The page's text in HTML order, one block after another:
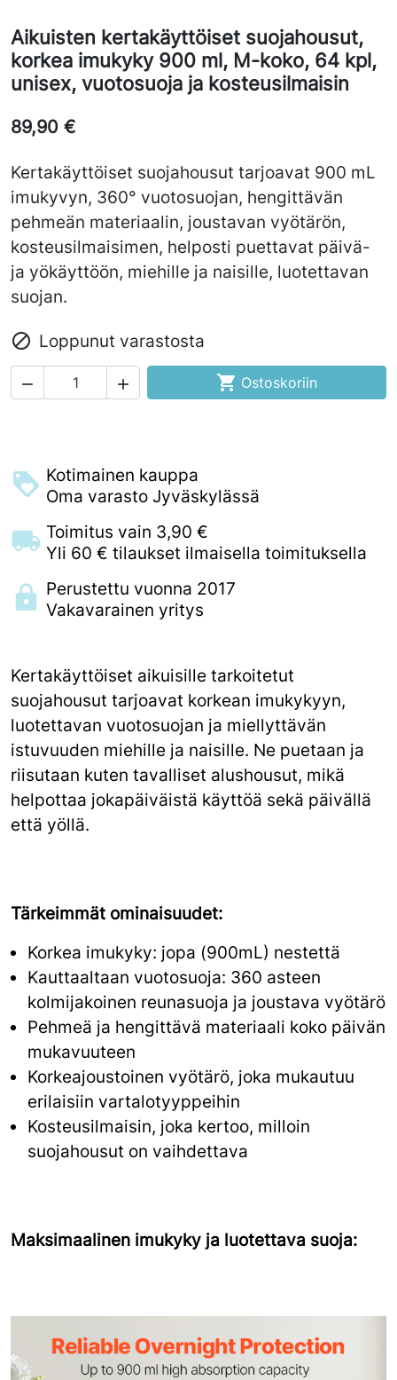
Aikuisten kertakäyttöiset suojahousut,
korkea imukyky 900 ml, M-koko, 64 kpl,
unisex, vuotosuoja ja kosteusilmaisin
89,90 €
Kertakäyttöiset suojahousut tarjoavat 900 mL
imukyvyn, 360° vuotosuojan, hengittävän
pehmeän materiaalin, joustavan vyötärön,
kosteusilmaisimen, helposti puettavat päivä-
ja yökäyttöön, miehille ja naisille, luotettavan
suojan.
 Loppunut varastosta
   Ostoskoriin
Kotimainen kauppa
Oma varasto Jyväskylässä
Toimitus vain 3,90 €
Yli 60 € tilaukset ilmaisella toimituksella
Perustettu vuonna 2017
Vakavarainen yritys
Kertakäyttöiset aikuisille tarkoitetut
suojahousut tarjoavat korkean imukykyyn,
luotettavan vuotosuojan ja miellyttävän
istuvuuden miehille ja naisille. Ne puetaan ja
riisutaan kuten tavalliset alushousut, mikä
helpottaa jokapäiväistä käyttöä sekä päivällä
että yöllä.
Tärkeimmät ominaisuudet:
Korkea imukyky: jopa (900mL) nestettä
Kauttaaltaan vuotosuoja: 360 asteen
kolmijakoinen reunasuoja ja joustava vyötärö
Pehmeä ja hengittävä materiaali koko päivän
mukavuuteen
Korkeajoustoinen vyötärö, joka mukautuu
erilaisiin vartalotyyppeihin
Kosteusilmaisin, joka kertoo, milloin
suojahousut on vaihdettava
Maksimaalinen imukyky ja luotettava suoja: